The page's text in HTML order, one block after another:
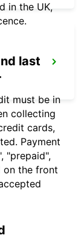
in the UK,
last
must be in
collecting
cards,
Payment
"prepaid",
on the front